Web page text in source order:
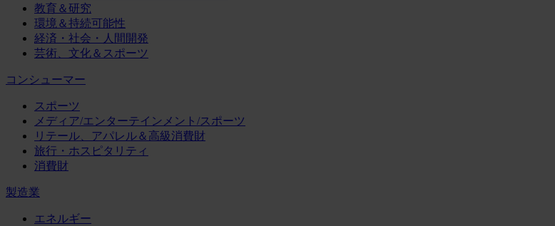
教育＆研究
環境＆持続可能性
経済・社会・人間開発
芸術、文化＆スポーツ
コンシューマー
スポーツ
メディア/エンターテインメント/スポーツ
リテール、アパレル＆高級消費財
旅行・ホスピタリティ
消費財
製造業
エネルギー